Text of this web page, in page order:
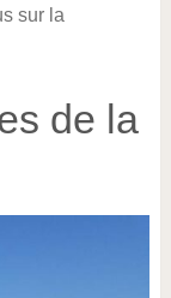
sur la
de la